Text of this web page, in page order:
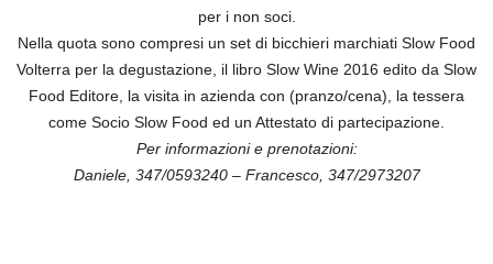
per i non soci.
Nella quota sono compresi un set di bicchieri marchiati Slow Food
Volterra per la degustazione, il libro Slow Wine 2016 edito da Slow
Food Editore, la visita in azienda con (pranzo/cena), la tessera
come Socio Slow Food ed un Attestato di partecipazione.
Per informazioni e prenotazioni:
Daniele, 347/0593240 – Francesco, 347/2973207